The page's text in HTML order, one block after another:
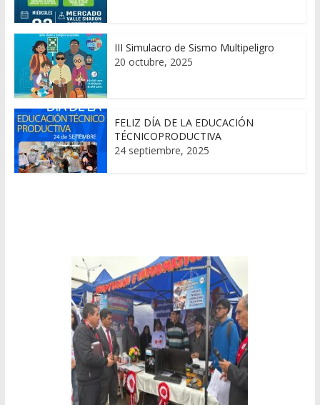
III Simulacro de Sismo Multipeligro
20 octubre, 2025
FELIZ DÍA DE LA EDUCACIÓN
TÉCNICOPRODUCTIVA
24 septiembre, 2025